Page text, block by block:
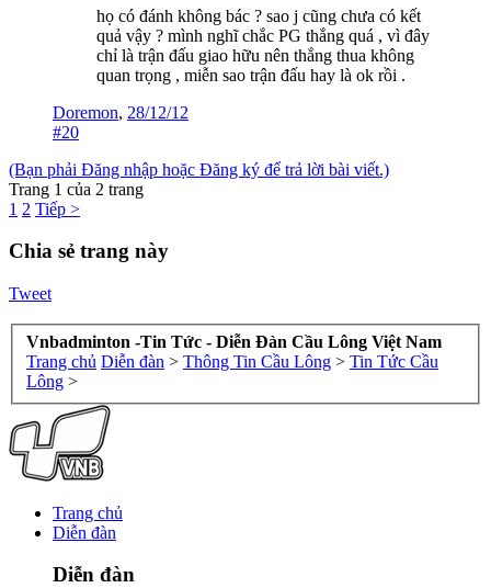
họ có đánh không bác ? sao j cũng chưa có kết
quả vậy ? mình nghĩ chắc PG thắng quá , vì đây
chỉ là trận đấu giao hữu nên thắng thua không
quan trọng , miễn sao trận đấu hay là ok rồi .
Doremon, 28/12/12
#20
(Bạn phải Đăng nhập hoặc Đăng ký để trả lời bài viết.)
Trang 1 của 2 trang
1 2 Tiếp >
Chia sẻ trang này
Tweet
Vnbadminton -Tin Tức - Diễn Đàn Cầu Lông Việt Nam
Trang chủ Diễn đàn > Thông Tin Cầu Lông > Tin Tức Cầu
Lông >
Trang chủ
Diễn đàn
Diễn đàn